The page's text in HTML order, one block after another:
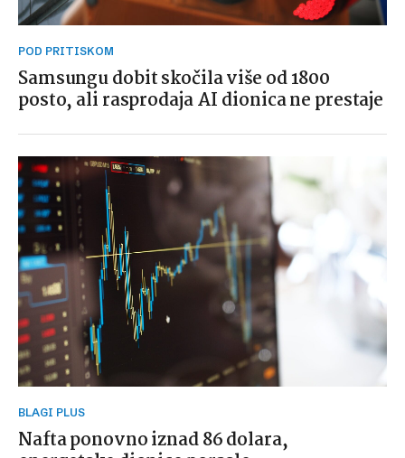
POD PRITISKOM
Samsungu dobit skočila više od 1800
posto, ali rasprodaja AI dionica ne prestaje
BLAGI PLUS
Nafta ponovno iznad 86 dolara,